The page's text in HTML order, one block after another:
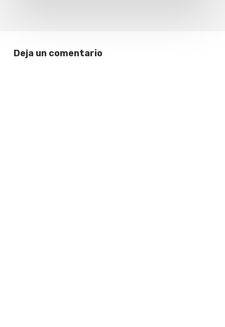
Deja un comentario